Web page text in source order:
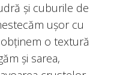
și cuburile de
ușor cu
o textură
și sarea,